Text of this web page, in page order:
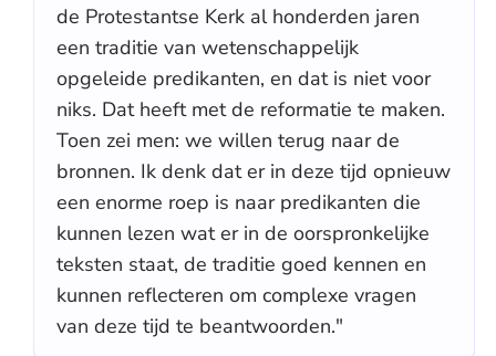
de Protestantse Kerk al honderden jaren
een traditie van wetenschappelijk
opgeleide predikanten, en dat is niet voor
niks. Dat heeft met de reformatie te maken.
Toen zei men: we willen terug naar de
bronnen. Ik denk dat er in deze tijd opnieuw
een enorme roep is naar predikanten die
kunnen lezen wat er in de oorspronkelijke
teksten staat, de traditie goed kennen en
kunnen reflecteren om complexe vragen
van deze tijd te beantwoorden."